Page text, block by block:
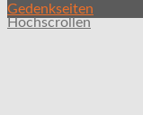
Gedenkseiten
Hochscrollen